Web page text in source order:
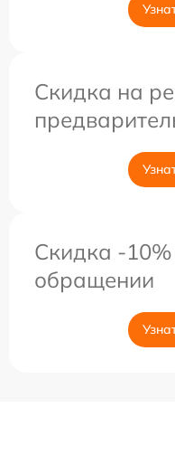
Скидка на
Скидка -
обращении